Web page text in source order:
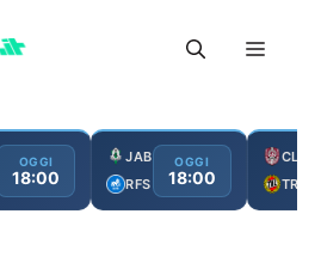
Menu
OGGI
18:00
JAB
RFS
OGGI
18:00
CLJ
TRO